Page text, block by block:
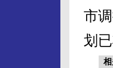
市
划
相